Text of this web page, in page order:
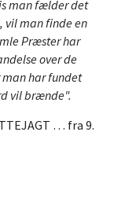
man fælder det
vil man finde en
Præster har
over de
man har fundet
vil brænde".
… fra 9.